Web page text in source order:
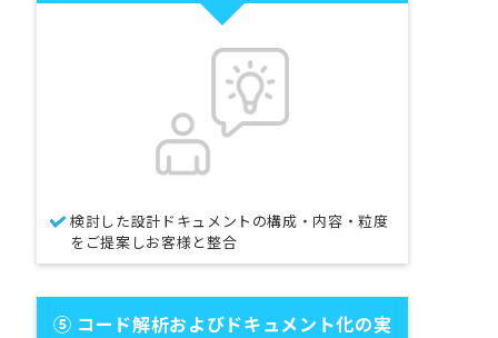
検討した設計ドキュメントの構成・内容・粒度
をご提案しお客様と整合
⑤ コード解析およびドキュメント化の実